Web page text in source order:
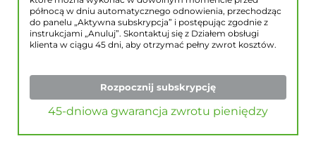
północą w dniu automatycznego odnowienia, przechodząc
do panelu „Aktywna subskrypcja” i postępując zgodnie z
instrukcjami „Anuluj”. Skontaktuj się z Działem obsługi
klienta w ciągu 45 dni, aby otrzymać pełny zwrot kosztów.
Rozpocznij subskrypcję
45-dniowa gwarancja zwrotu pieniędzy